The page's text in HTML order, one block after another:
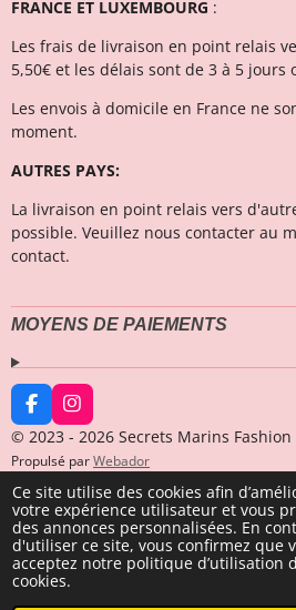
Ce site utilise des cookies afin
votre expérience utilisateur et vous
des annonces personnalisées. En
d'utiliser ce site, vous confirmez que
acceptez notre politique d’utilisation
cookies.
FRANCE ET LUXEMBOURG :
Les frais de livraison en point relais
5,50€ et les délais sont de 3 à 5 jours
Les envois à domicile en France ne
moment.
AUTRES PAYS:
La livraison en point relais vers
possible. Veuillez nous contacter au
contact.
MOYENS DE PAIEMENTS
F
a
c
e
o
o
k
I
n
t
a
g
r
a
m
© 2023 - 2026 Secrets Marins Fashion
Propulsé par Webador